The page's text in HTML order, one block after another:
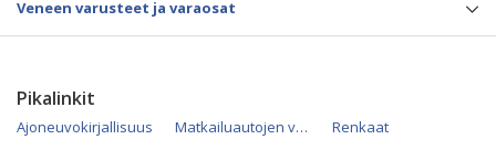
Veneen varusteet ja varaosat
Pikalinkit
Ajoneuvokirjallisuus
Matkailuautojen varaosat
Renkaat